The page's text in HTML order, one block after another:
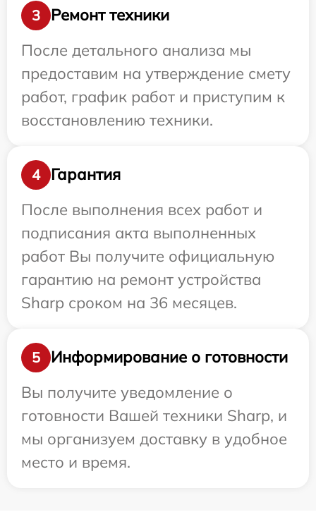
3
Ремонт техники
После детального анализа мы
предоставим на утверждение смету
работ, график работ и приступим к
восстановлению техники.
4
Гарантия
После выполнения всех работ и
подписания акта выполненных
работ Вы получите официальную
гарантию на ремонт устройства
Sharp сроком на 36 месяцев.
5
Информирование о готовности
Вы получите уведомление о
готовности Вашей техники Sharp, и
мы организуем доставку в удобное
место и время.